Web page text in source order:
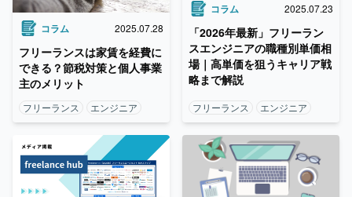
コラム 2025.07.28
フリーランスは家賃を経費に
できる？節税対策と個人事業
主のメリット
フリーランス エンジニア
コラム 2025.07.23
「2026年最新」フリーラン
スエンジニアの職種別単価相
場｜高単価を狙うキャリア戦
略まで解説
フリーランス エンジニア